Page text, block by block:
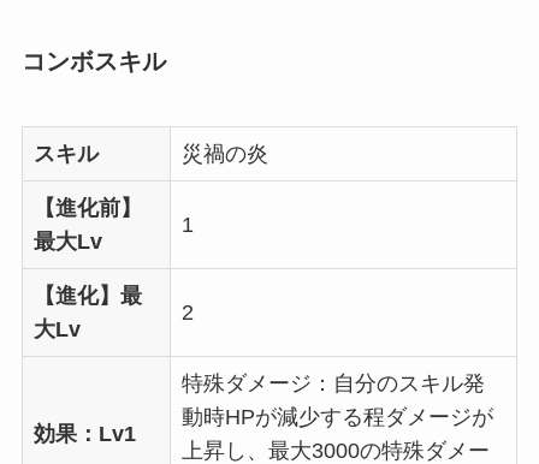
コンボスキル
スキル 災禍の炎
【進化前】
最大Lv
1
【進化】最
大Lv
2
効果：Lv1
特殊ダメージ：自分のスキル発
動時HPが減少する程ダメージが
上昇し、最大3000の特殊ダメー